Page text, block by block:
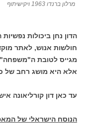
מרלון ברנדו 1963 ויקישיתוף
הדון נחן ביכולות
חולשות אנוש, לאתר
מגייס לטובת
אלא היא מושג רחב של
עד כאן דון קורליאונה
הנוסח הישראלי של